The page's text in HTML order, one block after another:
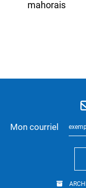
mahorais
Mon courriel